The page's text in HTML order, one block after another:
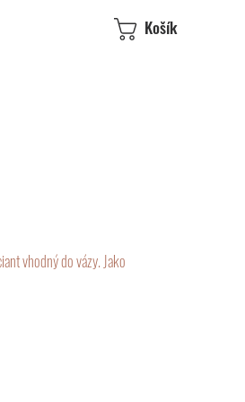
Košík
vhodný do vázy. Jako